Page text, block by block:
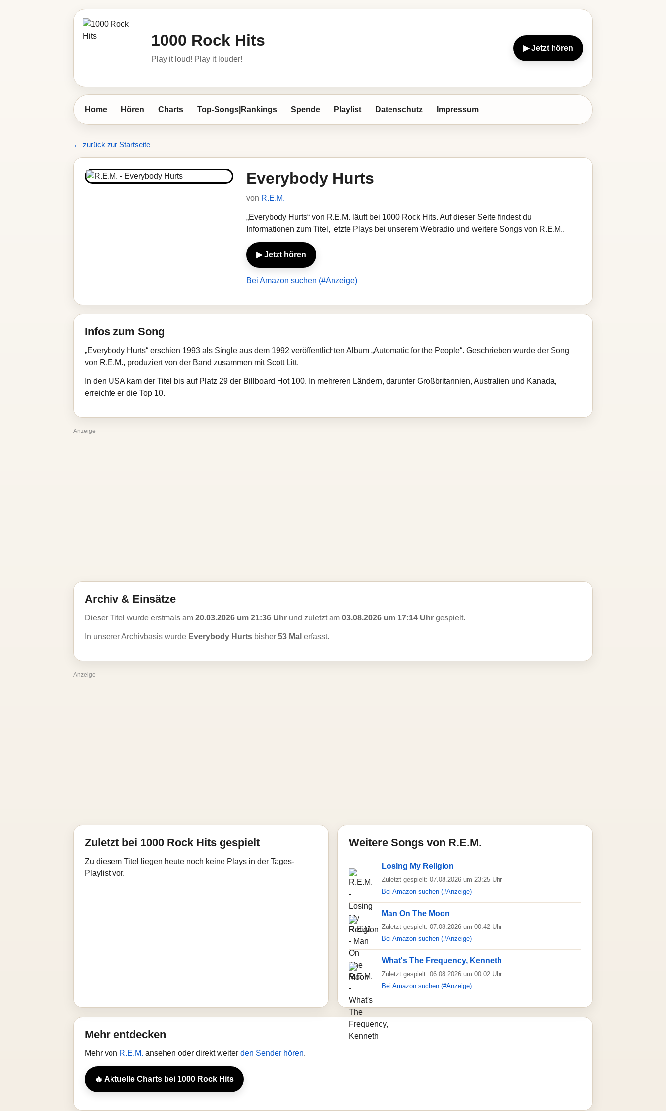
1000 Rock Hits
Play it loud! Play it louder!
▶ Jetzt hören
Home Hören Charts Top-Songs|Rankings Spende Playlist Datenschutz Impressum
← zurück zur Startseite
Everybody Hurts
von R.E.M.
„Everybody Hurts“ von R.E.M. läuft bei 1000 Rock Hits. Auf dieser Seite findest du
Informationen zum Titel, letzte Plays bei unserem Webradio und weitere Songs von R.E.M..
▶ Jetzt hören
Bei Amazon suchen (#Anzeige)
Infos zum Song
„Everybody Hurts“ erschien 1993 als Single aus dem 1992 veröffentlichten Album „Automatic for the People“. Geschrieben wurde der Song
von R.E.M., produziert von der Band zusammen mit Scott Litt.
In den USA kam der Titel bis auf Platz 29 der Billboard Hot 100. In mehreren Ländern, darunter Großbritannien, Australien und Kanada,
erreichte er die Top 10.
Anzeige
Archiv & Einsätze
Dieser Titel wurde erstmals am 20.03.2026 um 21:36 Uhr und zuletzt am 03.08.2026 um 17:14 Uhr gespielt.
In unserer Archivbasis wurde Everybody Hurts bisher 53 Mal erfasst.
Anzeige
Zuletzt bei 1000 Rock Hits gespielt
Zu diesem Titel liegen heute noch keine Plays in der Tages-
Playlist vor.
Weitere Songs von R.E.M.
Losing My Religion
Zuletzt gespielt: 07.08.2026 um 23:25 Uhr
Bei Amazon suchen (#Anzeige)
Man On The Moon
Zuletzt gespielt: 07.08.2026 um 00:42 Uhr
Bei Amazon suchen (#Anzeige)
What's The Frequency, Kenneth
Zuletzt gespielt: 06.08.2026 um 00:02 Uhr
Bei Amazon suchen (#Anzeige)
Mehr entdecken
Mehr von R.E.M. ansehen oder direkt weiter den Sender hören.
🔥 Aktuelle Charts bei 1000 Rock Hits